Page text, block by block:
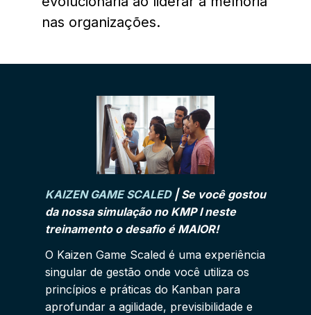
nas organizações.
KAIZEN GAME SCALED|Se você gostou
da nossa simulação no KMP I neste
treinamento o desafio é MAIOR!
O Kaizen Game Scaled é uma experiência
singular de gestão onde você utiliza os
princípios e práticas do Kanban para
aprofundar a agilidade, previsibilidade e